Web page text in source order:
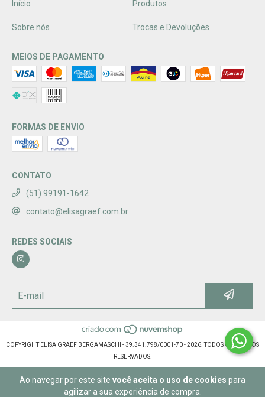
Ao navegar por este site você aceita o uso de cookies para
agilizar a sua experiência de compra.
Início Produtos
Sobre nós Trocas e Devoluções
MEIOS DE PAGAMENTO
FORMAS DE ENVIO
CONTATO
(51) 99191-1642
contato@elisagraef.com.br
REDES SOCIAIS
COPYRIGHT ELISA GRAEF BERGAMASCHI - 39.341.798/0001-70 - 2026. TODOS OS DIREITOS
RESERVADOS.